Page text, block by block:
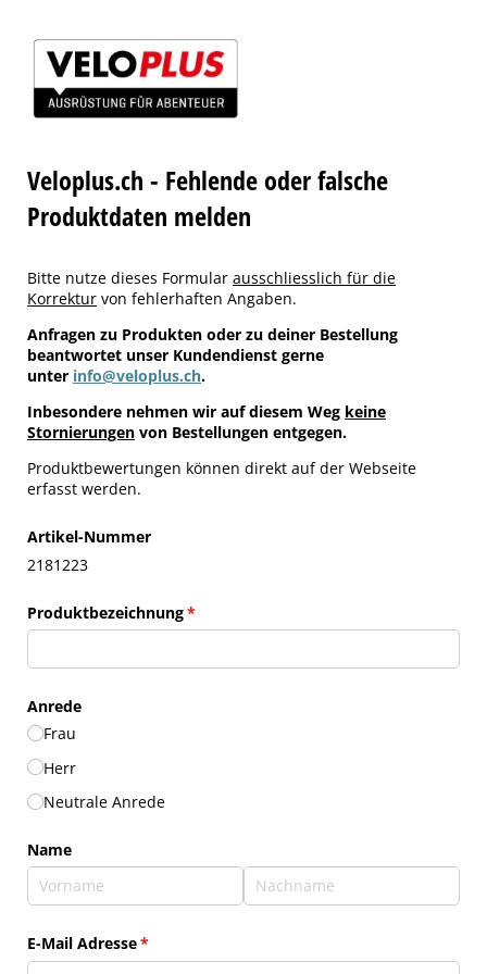
Veloplus.ch - Fehlende oder falsche
Produktdaten melden
Bitte nutze dieses Formular ausschliesslich für die
Korrektur von fehlerhaften Angaben.
Anfragen zu Produkten oder zu deiner Bestellung
beantwortet unser Kundendienst gerne
unter info@veloplus.ch.
Inbesondere nehmen wir auf diesem Weg keine
Stornierungen von Bestellungen entgegen.
Produktbewertungen können direkt auf der Webseite
erfasst werden.
Artikel-Nummer
2181223
Produktbezeichnung*
(erforderlich)
Anrede
Frau
Herr
Neutrale Anrede
Name
E-Mail Adresse*
(erforderlich)